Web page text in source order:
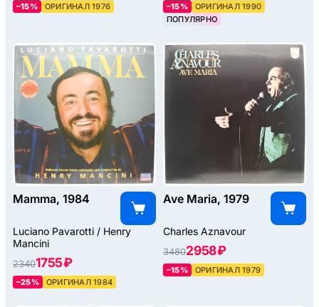
–15% ОРИГИНАЛ 1976 –15%
ОРИГИНАЛ 1990
ПОПУЛЯРНО
Mamma, 1984
Luciano Pavarotti / Henry
Mancini
23401755 ₽
–25% ОРИГИНАЛ 1984
Ave Maria, 1979
Charles Aznavour
34802958 ₽
–15% ОРИГИНАЛ 1979